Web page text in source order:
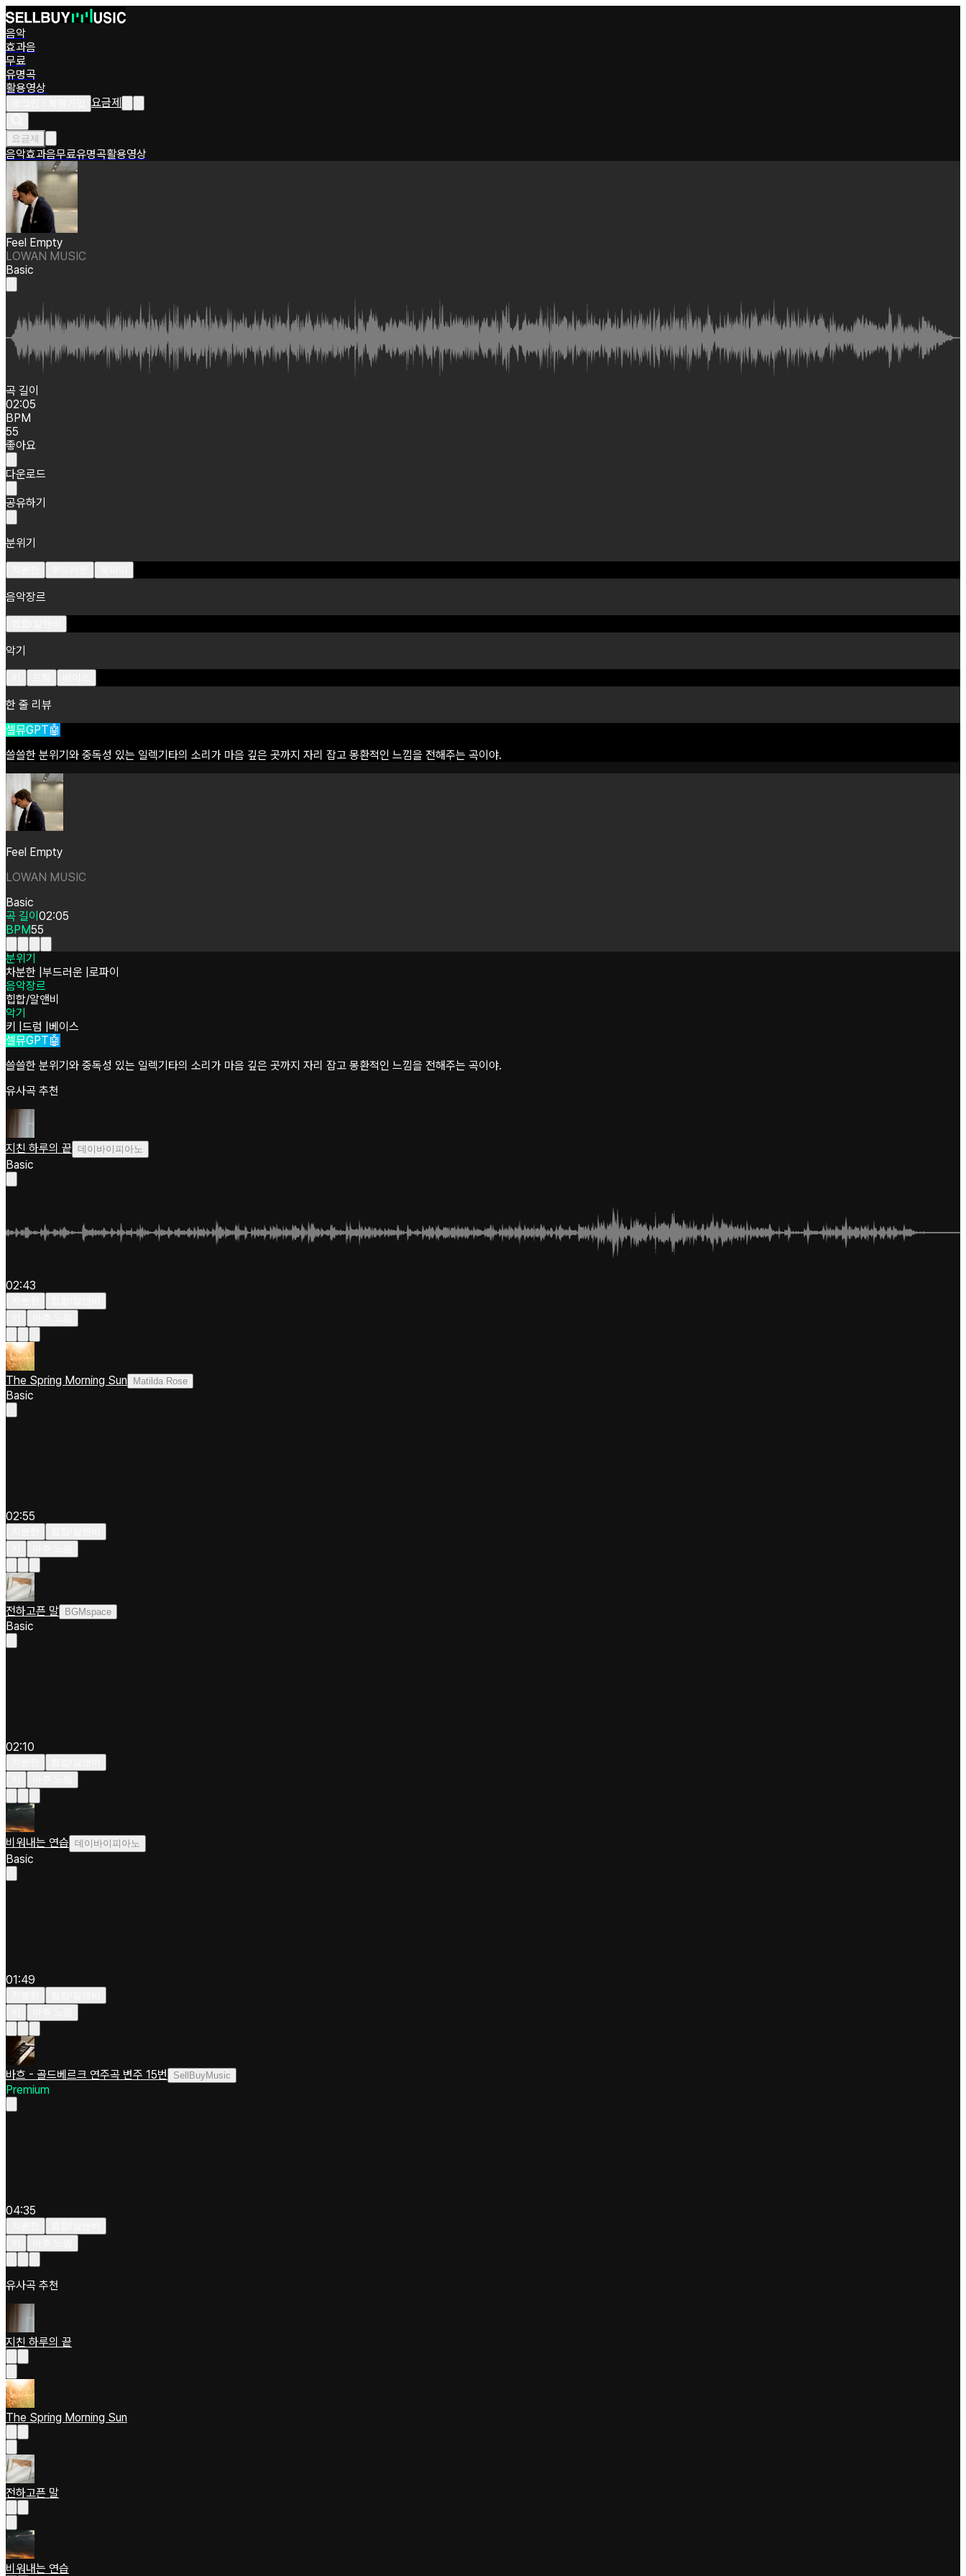
음악
효과음
무료
유명곡
활용영상
요금제
요금제
음악효과음무료유명곡활용영상
Feel Empty
LOWAN MUSIC
Basic
곡 길이
02:05
BPM
55
좋아요
다운로드
공유하기
분위기
음악장르
악기
한 줄 리뷰
셀뮤GPT🤖
쓸쓸한 분위기와 중독성 있는 일렉기타의 소리가 마음 깊은 곳까지 자리 잡고 몽환적인 느낌을 전해주는 곡이야.
Feel Empty
LOWAN MUSIC
Basic
곡 길이 02:05
BPM55
분위기
차분한 부드러운 로파이
음악장르
힙합/알앤비
악기
키 드럼
베이스
셀뮤GPT🤖
쓸쓸한 분위기와 중독성 있는 일렉기타의 소리가 마음 깊은 곳까지 자리 잡고 몽환적인 느낌을 전해주는 곡이야.
유사곡 추천
지친 하루의 끝 데이바이피아노
Basic
02:43
The Spring Morning Sun Matilda Rose
Basic
02:55
전하고픈 말 BGMspace
Basic
02:10
비워내는 연습 데이바이피아노
Basic
01:49
바흐 - 골드베르크 연주곡 변주 15번 SellBuyMusic
Premium
04:35
유사곡 추천
지친 하루의 끝
The Spring Morning Sun
전하고픈 말
비워내는 연습